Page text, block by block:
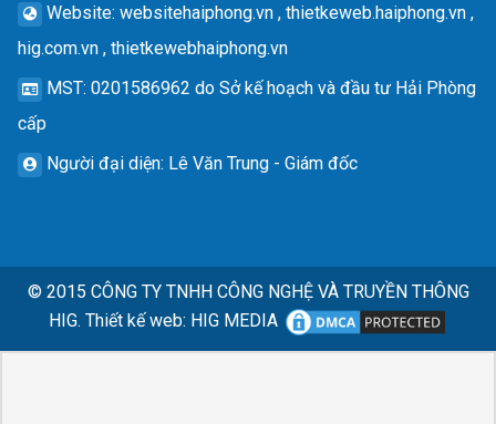
Website: websitehaiphong.vn , thietkeweb.haiphong.vn ,
hig.com.vn , thietkewebhaiphong.vn
MST: 0201586962 do Sở kế hoạch và đầu tư Hải Phòng
cấp
Người đại diện: Lê Văn Trung - Giám đốc
© 2015 CÔNG TY TNHH CÔNG NGHỆ VÀ TRUYỀN THÔNG
HIG. Thiết kế web: HIG MEDIA